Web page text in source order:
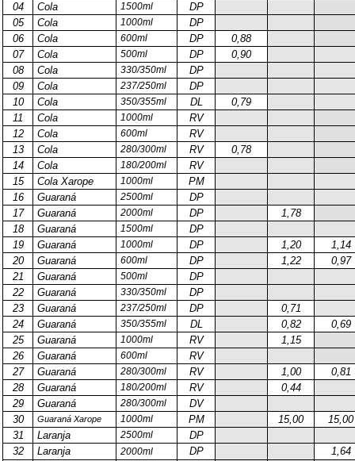
04
Cola 1500ml
DP
05
Cola 1000ml
DP
06
Cola 600ml DP
0,88
07
Cola 500ml DP
0,90
08
Cola 330/350ml
DP
09
Cola 237/250ml
DP
10
Cola 350/355ml DL
0,79
11
Cola 1000ml
RV
12
Cola 600ml
RV
13
Cola 280/300ml RV
0,78
14
Cola 180/200ml
RV
15
Cola Xarope 1000ml
PM
16
Guaraná 2500ml
DP
17
Guaraná 2000ml DP
1,78
18
Guaraná 1500ml
DP
19
Guaraná 1000ml DP 1,20
1,14
20
Guaraná 600ml DP 1,22
0,97
21
Guaraná 500ml
DP
22
Guaraná 330/350ml
DP
23
Guaraná 237/250ml DP
0,71
24
Guaraná 350/355ml DL 0,82
0,69
25
Guaraná 1000ml RV
1,15
26
Guaraná 600ml
RV
27
Guaraná 280/300ml RV 1,00
0,81
28
Guaraná 180/200ml RV
0,44
29
Guaraná 280/300ml
DV
30
Guaraná Xarope 1000ml PM 15,00
15,00
31
Laranja 2500ml
DP
32
Laranja 2000ml DP
1,64